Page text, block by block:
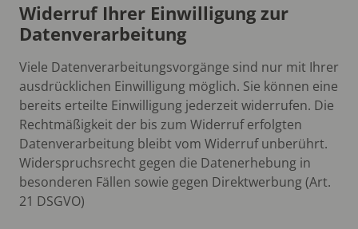
Widerruf Ihrer Einwilligung zur
Datenverarbeitung
Viele Datenverarbeitungsvorgänge sind nur mit Ihrer
ausdrücklichen Einwilligung möglich. Sie können eine
bereits erteilte Einwilligung jederzeit widerrufen. Die
Rechtmäßigkeit der bis zum Widerruf erfolgten
Datenverarbeitung bleibt vom Widerruf unberührt.
Widerspruchsrecht gegen die Datenerhebung in
besonderen Fällen sowie gegen Direktwerbung (Art.
21 DSGVO)